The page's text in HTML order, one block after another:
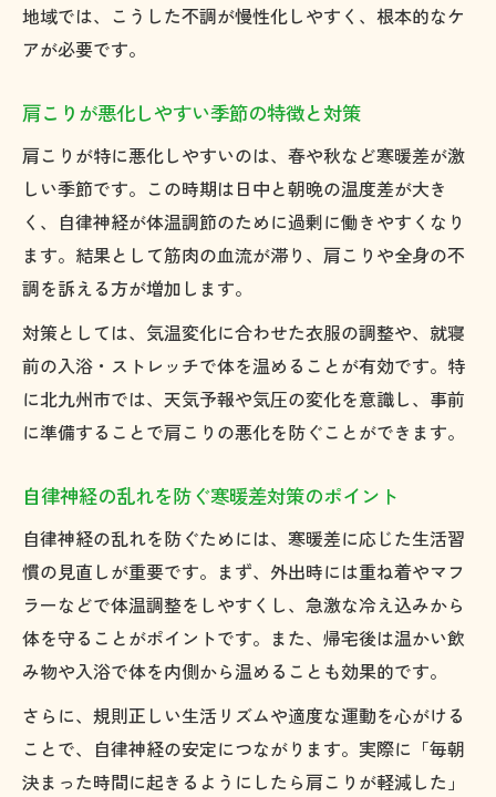
地域では、こうした不調が慢性化しやすく、根本的なケ
アが必要です。
肩こりが悪化しやすい季節の特徴と対策
肩こりが特に悪化しやすいのは、春や秋など寒暖差が激
しい季節です。この時期は日中と朝晩の温度差が大き
く、自律神経が体温調節のために過剰に働きやすくなり
ます。結果として筋肉の血流が滞り、肩こりや全身の不
調を訴える方が増加します。
対策としては、気温変化に合わせた衣服の調整や、就寝
前の入浴・ストレッチで体を温めることが有効です。特
に北九州市では、天気予報や気圧の変化を意識し、事前
に準備することで肩こりの悪化を防ぐことができます。
自律神経の乱れを防ぐ寒暖差対策のポイント
自律神経の乱れを防ぐためには、寒暖差に応じた生活習
慣の見直しが重要です。まず、外出時には重ね着やマフ
ラーなどで体温調整をしやすくし、急激な冷え込みから
体を守ることがポイントです。また、帰宅後は温かい飲
み物や入浴で体を内側から温めることも効果的です。
さらに、規則正しい生活リズムや適度な運動を心がける
ことで、自律神経の安定につながります。実際に「毎朝
決まった時間に起きるようにしたら肩こりが軽減した」